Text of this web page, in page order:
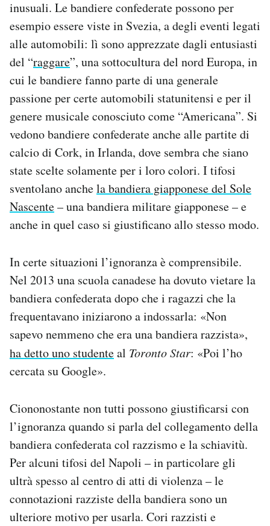
inusuali. Le bandiere confederate possono per
esempio essere viste in Svezia, a degli eventi legati
alle automobili: lì sono apprezzate dagli entusiasti
del “raggare”, una sottocultura del nord Europa, in
cui le bandiere fanno parte di una generale
passione per certe automobili statunitensi e per il
genere musicale conosciuto come “Americana”. Si
vedono bandiere confederate anche alle partite di
calcio di Cork, in Irlanda, dove sembra che siano
state scelte solamente per i loro colori. I tifosi
sventolano anchela bandiera giapponese del Sole
Nascente– una bandiera militare giapponese – e
anche in quel caso si giustificano allo stesso modo.
In certe situazioni l’ignoranza è comprensibile.
Nel 2013 una scuola canadese ha dovuto vietare la
bandiera confederata dopo che i ragazzi che la
frequentavano iniziarono a indossarla: «Non
sapevo nemmeno che era una bandiera razzista»,
ha detto uno studenteal Toronto Star: «Poi l’ho
cercata su Google».
Ciononostante non tutti possono giustificarsi con
l’ignoranza quando si parla del collegamento della
bandiera confederata col razzismo e la schiavitù.
Per alcuni tifosi del Napoli – in particolare gli
ultrà spesso al centro di atti di violenza – le
connotazioni razziste della bandiera sono un
ulteriore motivo per usarla. Cori razzisti e